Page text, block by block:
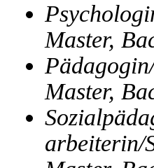
Master,
Master,
arbeiterin/